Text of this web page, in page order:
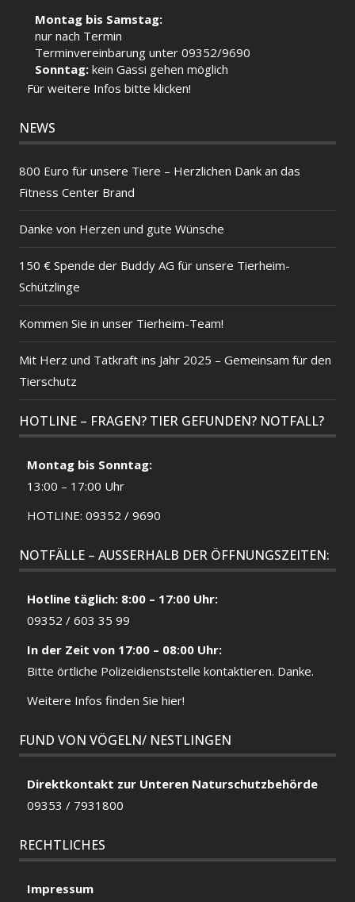
Montag bis Samstag:
nur nach Termin
Terminvereinbarung unter 09352/9690
Sonntag:kein Gassi gehen möglich
Für weitere Infos bitte klicken!
NEWS
800 Euro für unsere Tiere – Herzlichen Dank an das
Fitness Center Brand
Danke von Herzen und gute Wünsche
150 € Spende der Buddy AG für unsere Tierheim-
Schützlinge
Kommen Sie in unser Tierheim-Team!
Mit Herz und Tatkraft ins Jahr 2025 – Gemeinsam für den
Tierschutz
HOTLINE – FRAGEN? TIER GEFUNDEN? NOTFALL?
Montag bis Sonntag:
13:00 – 17:00 Uhr
HOTLINE: 09352 / 9690
NOTFÄLLE – AUSSERHALB DER ÖFFNUNGSZEITEN:
Hotline täglich: 8:00 – 17:00 Uhr:
09352 / 603 35 99
In der Zeit von 17:00 – 08:00 Uhr:
Bitte örtliche Polizeidienststelle kontaktieren. Danke.
Weitere Infos finden Sie hier!
FUND VON VÖGELN/ NESTLINGEN
Direktkontakt zur Unteren Naturschutzbehörde
09353 / 7931800
RECHTLICHES
Impressum